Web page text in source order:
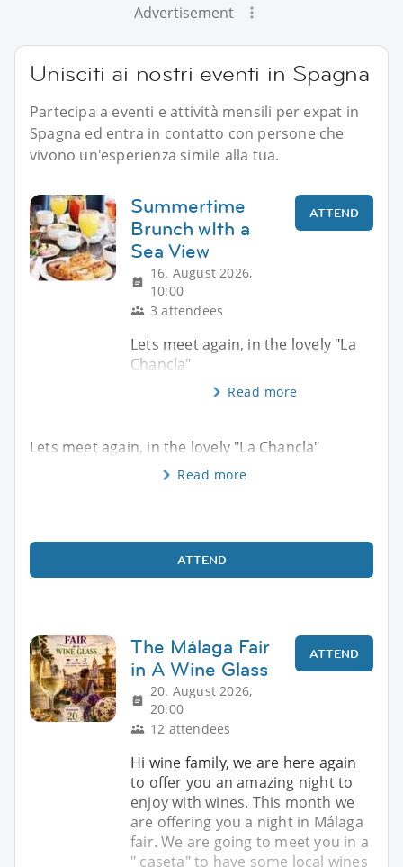
Advertisement
Unisciti ai nostri eventi in Spagna
Partecipa a eventi e attività mensili per expat in
Spagna ed entra in contatto con persone che
vivono un'esperienza simile alla tua.
Summertime
Brunch wIth a
Sea View
16. August 2026,
10:00
3 attendees
ATTEND
Lets meet again, in the lovely "La
Chancla"
Read more
Lets meet again, in the lovely "La Chancla"
Read more
ATTEND
The Málaga Fair
in A Wine Glass
20. August 2026,
20:00
12 attendees
ATTEND
Hi wine family, we are here again
to offer you an amazing night to
enjoy with wines. This month we
are offering you a night in Málaga
fair. We are going to meet you in a
" caseta" to have some local wines